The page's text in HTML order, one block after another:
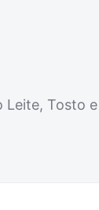
Tosto